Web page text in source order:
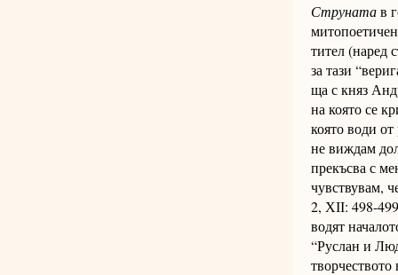
Струнатав
тител (на­ред
за тази
ща с княз
на която се
която води
не виждам
прекъсва с
чувствувам,
2, ХІІ: 498-
водят
“Руслан и
творчеството